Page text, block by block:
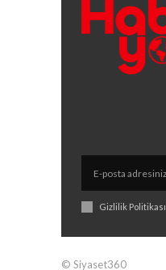
Gizlilik Politikası
© Siyaset360